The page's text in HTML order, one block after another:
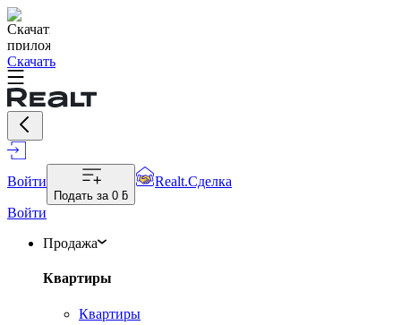
Скачать
Войти
Подать за 0 ƃ
Realt.Сделка
Войти
Продажа
Квартиры
Квартиры